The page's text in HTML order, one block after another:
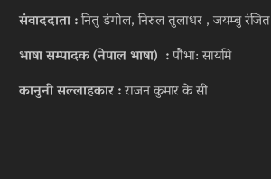
संवाददाता :नितु डंगोल, निरुल तुलाधर , जयम्बु रंजित
भाषा सम्पादक (नेपाल भाषा) :पौभा: सायमि
कानुनी सल्लाहकार :राजन कुमार के सी